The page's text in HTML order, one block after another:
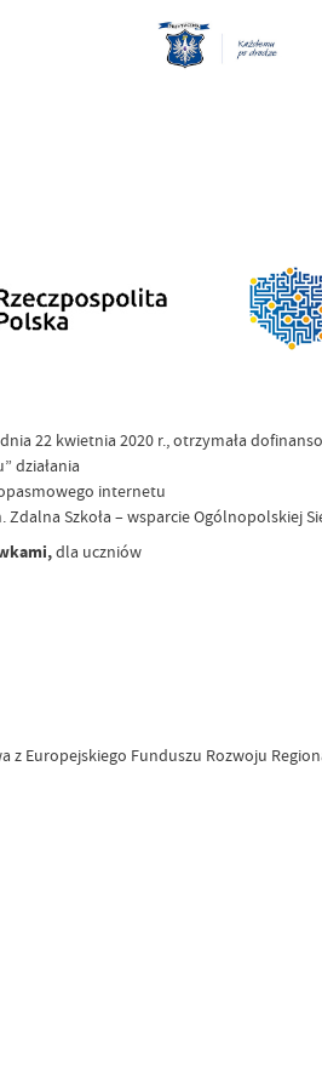
22 kwietnia 2020 r., otrzymała
działania
internetu
Szkoła – wsparcie Ogólnopolskiej
dla uczniów
z Europejskiego Funduszu Rozwoju